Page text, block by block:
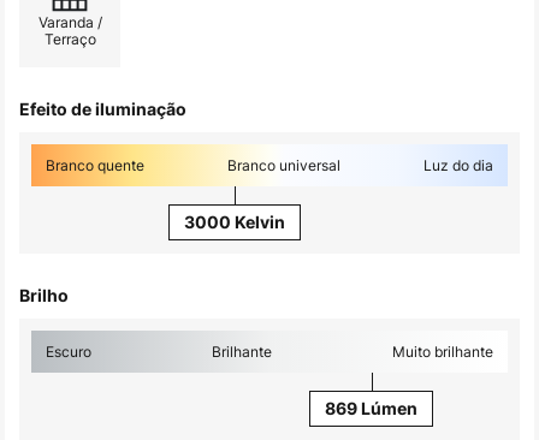
Varanda /
Terraço
Efeito de iluminação
Branco quente Branco universal Luz do dia
3000 Kelvin
Brilho
Escuro Brilhante Muito brilhante
869 Lúmen